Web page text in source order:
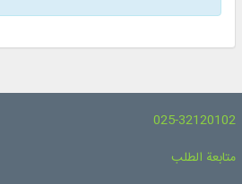
025-32120102
متابعة الطلب